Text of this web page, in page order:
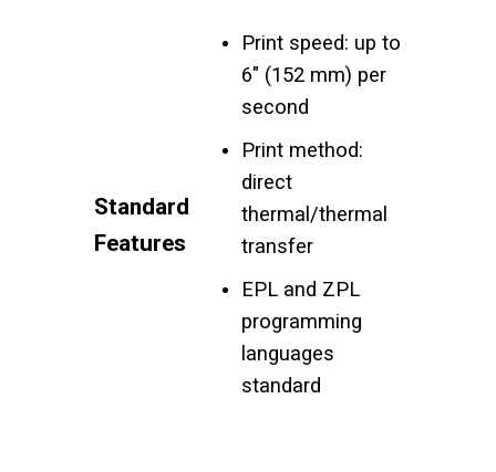
Standard
Features
Print speed: up to
6″ (152 mm) per
second
Print method:
direct
thermal/thermal
transfer
EPL and ZPL
programming
languages
standard